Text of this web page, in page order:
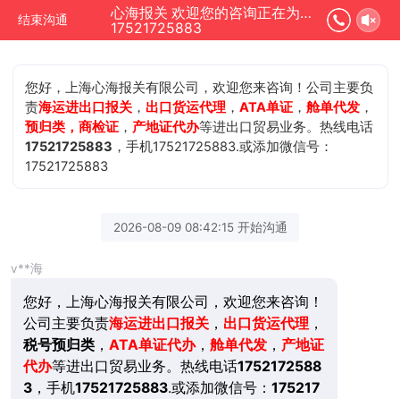
结束沟通
心海报关 欢迎您的咨询正在为您服务
17521725883
您好，上海心海报关有限公司，欢迎您来咨询！公司主要负
责海运进出口报关 ， 出口货运代理 ，ATA单证 ，舱单代发 ，
预归类，商检证 ， 产地证代办等进出口贸易业务。热线电话
17521725883 ，手机17521725883.或添加微信号：
17521725883
2026-08-09 08:42:15 开始沟通
v**海
您好，上海心海报关有限公司，欢迎您来咨询！
公司主要负责海运进出口报关， 出口货运代理 ，
税号预归类， ATA单证代办， 舱单代发， 产地证
代办等进出口贸易业务。热线电话1752172588
3，手机17521725883.或添加微信号： 175217